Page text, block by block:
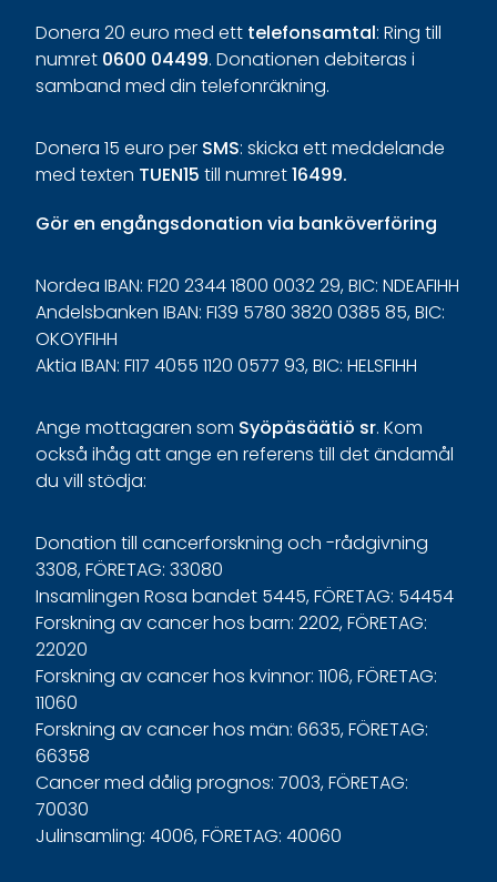
Donera 20 euro med ett telefonsamtal: Ring till
numret 0600 04499. Donationen debiteras i
samband med din telefonräkning.
Donera 15 euro per SMS: skicka ett meddelande
med texten TUEN15 till numret16499.
Gör en engångsdonation via banköverföring
Nordea IBAN: FI20 2344 1800 0032 29, BIC: NDEAFIHH
Andelsbanken IBAN: FI39 5780 3820 0385 85, BIC:
OKOYFIHH
Aktia IBAN: FI17 4055 1120 0577 93, BIC: HELSFIHH
Ange mottagaren som Syöpäsäätiö sr. Kom
också ihåg attange en referens till detändamål
du vill stödja:
Donation till cancerforskning och -rådgivning
3308, FÖRETAG: 33080
Insamlingen Rosa bandet 5445, FÖRETAG: 54454
Forskning av cancer hos barn: 2202, FÖRETAG:
22020
Forskning av cancer hos kvinnor: 1106, FÖRETAG:
11060
Forskning av cancer hos män: 6635, FÖRETAG:
66358
Cancer med dålig prognos: 7003, FÖRETAG:
70030
Julinsamling: 4006, FÖRETAG: 40060